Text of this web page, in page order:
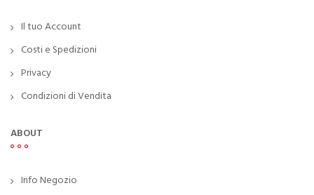
Il tuo Account
Costi e Spedizioni
Privacy
Condizioni di Vendita
ABOUT
Info Negozio